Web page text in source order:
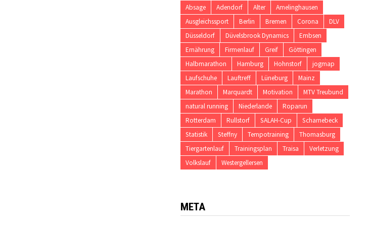
Absage Adendorf Alter
Amelinghausen
Ausgleichssport
Berlin Bremen Corona
DLV
Düsseldorf
Düvelsbrook Dynamics
Embsen
Ernährung
Firmenlauf Greif
Göttingen
Halbmarathon
Hamburg Hohnstorf
jogmap
Laufschuhe
Lauftreff Lüneburg
Mainz
Marathon
Marquardt Motivation
MTV Treubund
natural running
Niederlande
Roparun
Rotterdam
Rullstorf SALAH-Cup
Scharnebeck
Statistik
Steffny Tempotraining
Thomasburg
Tiergartenlauf
Trainingsplan Traisa
Verletzung
Volkslauf
Westergellersen
META